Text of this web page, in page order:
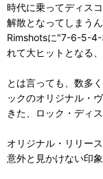
時代に乗ってディス
解散となってしまう
Rimshotsに"7-6-5-4-
れて大ヒットとなる
とは言っても、数多
ックのオリジナル・
きた、ロック・ディ
オリジナル・リリー
意外と見かけない印象